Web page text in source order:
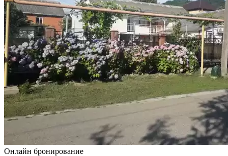
Онлайн бронирование